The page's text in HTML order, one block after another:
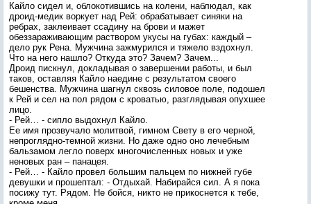
Кайло сидел и, облокотившись на колени, наблюдал, как
дроид-медик воркует над Рей: обрабатывает синяки на
ребрах, заклеивает ссадину на брови и мажет
обеззараживающим раствором укусы на губах: каждый –
дело рук Рена. Мужчина зажмурился и тяжело вздохнул.
Что на него нашло? Откуда это? Зачем? Зачем...
Дроид пискнул, докладывая о завершении работы, и был
таков, оставляя Кайло наедине с результатом своего
бешенства. Мужчина шагнул сквозь силовое поле, подошел
к Рей и сел на пол рядом с кроватью, разглядывая опухшее
лицо.
- Рей… - сипло выдохнул Кайло.
Ее имя прозвучало молитвой, гимном Свету в его черной,
непроглядно-темной жизни. Но даже одно оно лечебным
бальзамом легло поверх многочисленных новых и уже
неновых ран – панацея.
- Рей… - Кайло провел большим пальцем по нижней губе
девушки и прошептал: - Отдыхай. Набирайся сил. А я пока
посижу тут. Рядом. Не бойся, никто не прикоснется к тебе,